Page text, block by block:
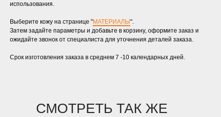
использования.
Выберите кожу на странице "МАТЕРИАЛЫ ".
Затем задайте параметры и добавьте в корзину, оформите заказ и
ожидайте звонок от специалиста для уточнения деталей заказа.
Срок изготовления заказа в среднем 7 -10 календарных дней.
СМОТРЕТЬ ТАК ЖЕ